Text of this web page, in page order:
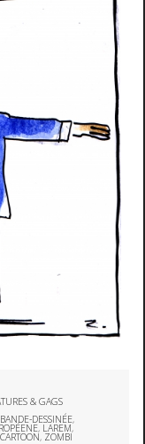
& GAGS
BANDE-DESSINÉE,
, LAREM,
, ZOMBI